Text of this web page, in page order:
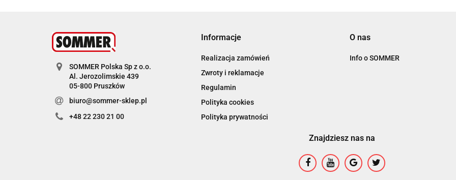
SOMMER Polska Sp z o.o.
Al. Jerozolimskie 439
05-800 Pruszków
biuro@sommer-sklep.pl
+48 22 230 21 00
Informacje
Realizacja zamówień
Zwroty i reklamacje
Regulamin
Polityka cookies
Polityka prywatności
O nas
Info o SOMMER
Znajdziesz nas na